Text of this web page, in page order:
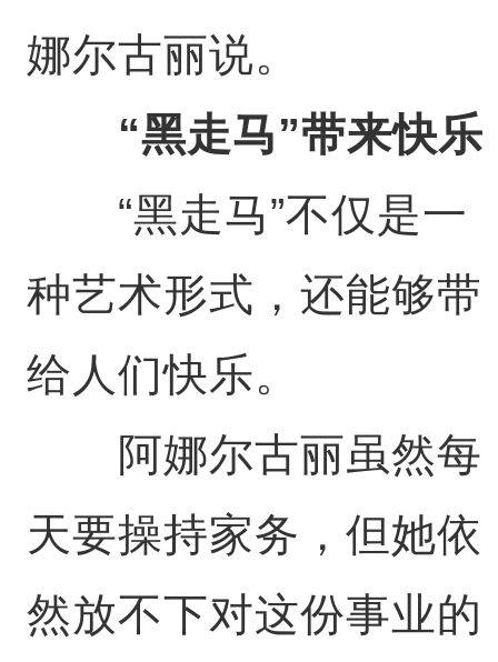
娜尔古丽说。
“黑走马”带来快乐
“黑走马”不仅是一
种艺术形式，还能够带
给人们快乐。
阿娜尔古丽虽然每
天要操持家务，但她依
然放不下对这份事业的